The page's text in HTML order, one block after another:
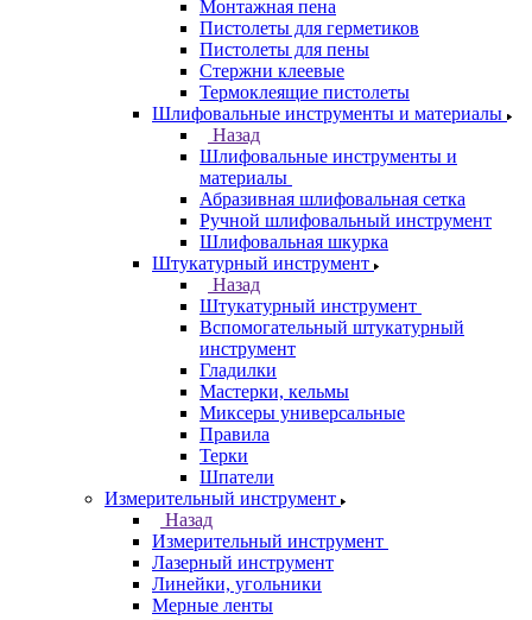
Монтажная пена
Пистолеты для герметиков
Пистолеты для пены
Стержни клеевые
Термоклеящие пистолеты
Шлифовальные инструменты и материалы
Назад
Шлифовальные инструменты и
материалы
Абразивная шлифовальная сетка
Ручной шлифовальный инструмент
Шлифовальная шкурка
Штукатурный инструмент
Назад
Штукатурный инструмент
Вспомогательный штукатурный
инструмент
Гладилки
Мастерки, кельмы
Миксеры универсальные
Правила
Терки
Шпатели
Измерительный инструмент
Назад
Измерительный инструмент
Лазерный инструмент
Линейки, угольники
Мерные ленты